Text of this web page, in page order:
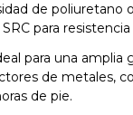
de
para
para una
de metales,
de pie.